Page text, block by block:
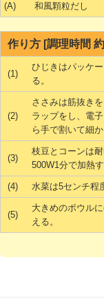
(A) 和風顆粒だし
作り方 [調理時間
(1)
ひじきはパッケ
る。
(2)
ささみは筋抜き
ラップをし、電
ら手で割いて細か
(3)
枝豆とコーンは
500W1分で加熱
(4) 水菜は5センチ程
(5)
大きめのボウル
える。